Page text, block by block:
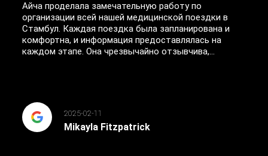
Айча проделала замечательную работу по
организации всей нашей медицинской поездки в
Стамбул. Каждая поездка была запланирована и
комфортна, и информация предоставлялась на
каждом этапе. Она чрезвычайно отзывчива,...
2025-02-11
Mikayla Fitzpatrick